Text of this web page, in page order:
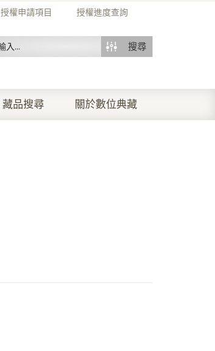
授權申請項目 授權進度查詢
搜尋
藏品搜尋 關於數位典藏